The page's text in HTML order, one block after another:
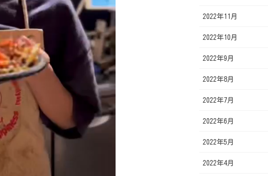
2022年11月
2022年10月
2022年9月
2022年8月
2022年7月
2022年6月
2022年5月
2022年4月